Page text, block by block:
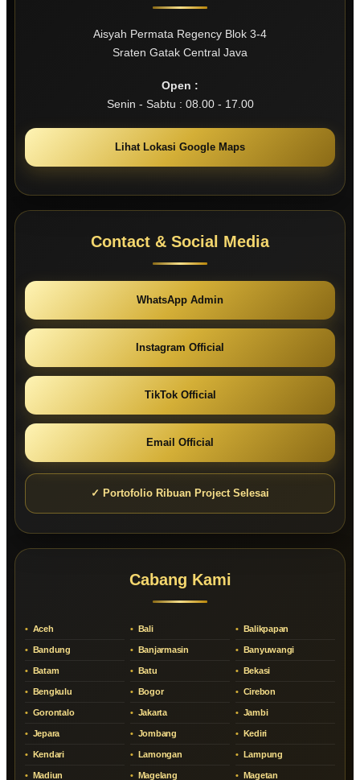
Aisyah Permata Regency Blok 3-4
Sraten Gatak Central Java
Open :
Senin - Sabtu : 08.00 - 17.00
Lihat Lokasi Google Maps
Contact & Social Media
WhatsApp Admin
Instagram Official
TikTok Official
Email Official
✓ Portofolio Ribuan Project Selesai
Cabang Kami
Aceh Bali Balikpapan
Bandung Banjarmasin Banyuwangi
Batam Batu Bekasi
Bengkulu Bogor Cirebon
Gorontalo Jakarta Jambi
Jepara Jombang Kediri
Kendari Lamongan Lampung
Madiun Magelang Magetan